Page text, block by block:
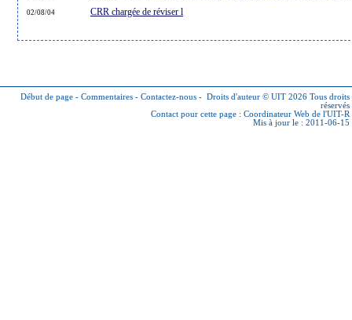
02/08/04 CRR chargée de réviser l
Début de page - Commentaires - Contactez-nous - Droits d'auteur © UIT 2026 Tous droits
réservés
Contact pour cette page : Coordinateur Web de l'UIT-R
Mis à jour le : 2011-06-15